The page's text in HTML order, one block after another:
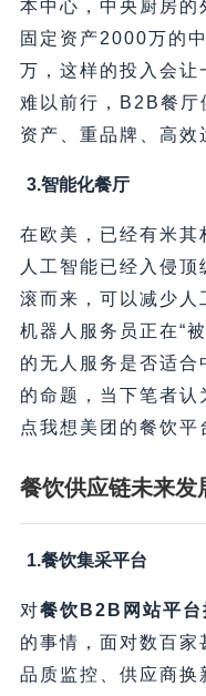
本中心，中央厨房的
固定资产2000万的
万，这样的投入会让
难以前行，B2B餐厅
资产、重品牌、高效
3.智能化餐厅
在欧美，已经有米其
人工智能已经入侵
滚而来，可以减少人
机器人服务员正在“
的无人服务是否适
的命题，当下笔者
点我想美团的餐饮平
餐饮供应链未来发
1.餐饮集采平台
对餐饮B2B网站平台
的事情，面对数百家
品质监控、供应商换